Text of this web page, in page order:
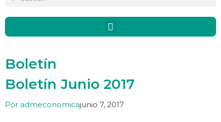
Boletín
Boletín Junio 2017
Por admeconomicajunio 7, 2017